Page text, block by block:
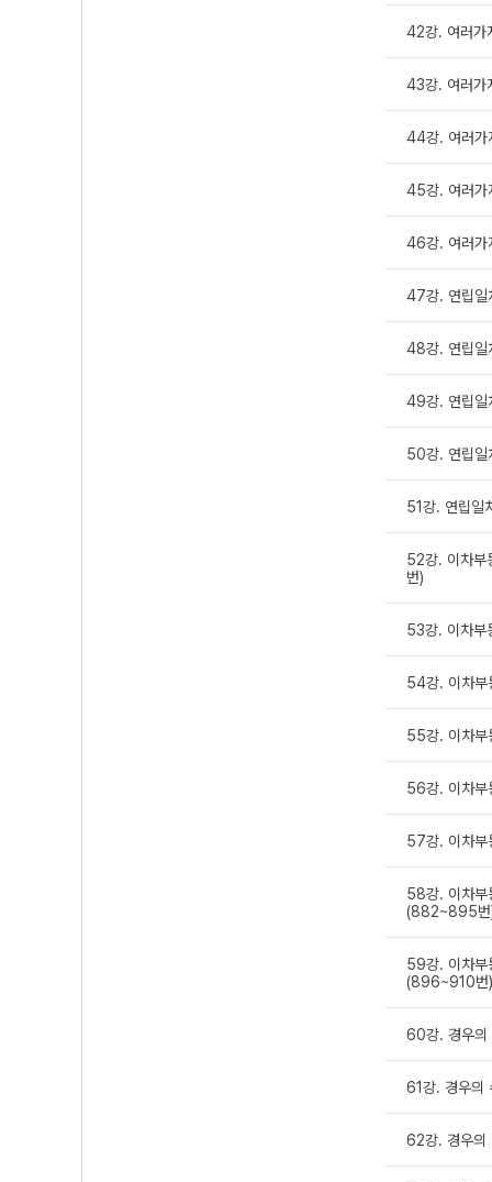
42강. 여러
43강. 여러
44강. 여러
45강. 여러
46강. 여러
47강. 연립일
48강. 연립
49강. 연립
50강. 연립
51강. 연립
52강. 이차부
번)
53강. 이차부
54강. 이차부
55강. 이차부
56강. 이차부
57강. 이차부
58강. 이차부
(882~895
59강. 이차부
(896~910번)
60강. 경우의
61강. 경우의
62강. 경우의